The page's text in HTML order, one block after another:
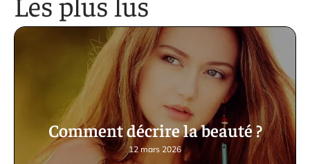
Comment décrire la beauté ?
12 mars 2026